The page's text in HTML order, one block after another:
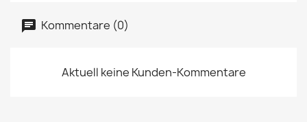
Kommentare (0)
Aktuell keine Kunden-Kommentare